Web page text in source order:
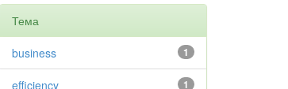
Тема
1
business
1
efficiency